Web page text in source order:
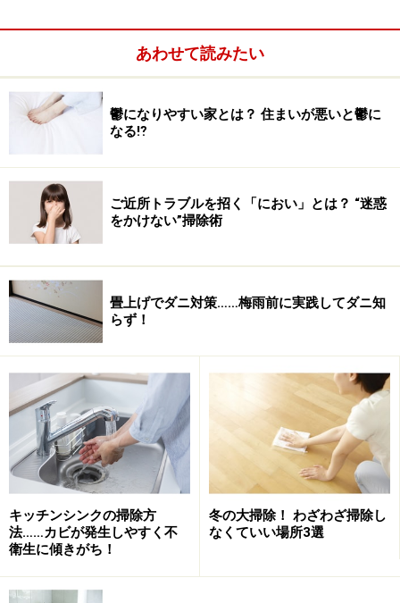
かつての「私たち」である、母や母の母、そのまた母の
世代の女性達を無知だとか愚かだとか娘たちは批判す
る。「だからうちは片付かないのよ！」それはとっても
容易い。
でも忘れてはいけない。「着物を着て、井戸で水を汲
み、毎朝火を熾し、かまどで飯を炊いていた」時代の女
性は、たかが50年前には、普通だった。
どんなに豊かになり便利になっても、亡霊のように「ジ
メジメした土間に張り付いていたかつての女性の記憶」
が襲い掛かってくるような気がする。ガス、水道、電気
を当然として享受し、様ざまな電化製品を並べそのうえ
「家事」を厭うキモチの根っこは、長い長い女性の歴史
「私たち」は飽かず新しい、憧れの台所を夢見つづける
のだ、多分。
6月の住まい本『間取りの手帖』はこちらへ！
5月の住まい本『収納の本―オレンジページインテリア
4月の住まい本『東京23区 女たちの住宅事情』はこちら
あわせて読みたい
鬱になりやすい家とは？ 住まいが悪いと鬱に
なる⁉
ご近所トラブルを招く「におい」とは？ “迷惑
をかけない”掃除術
畳上げでダニ対策……梅雨前に実践してダニ知
らず！
キッチンシンクの掃除方
法……カビが発生しやすく不
衛生に傾きがち！
冬の大掃除！ わざわざ掃除し
なくていい場所3選